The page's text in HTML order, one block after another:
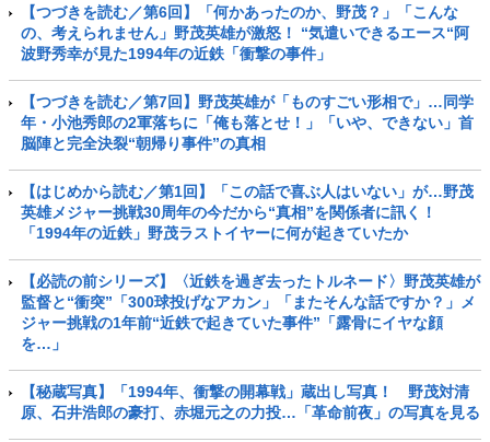
【つづきを読む／第6回】「何かあったのか、野茂？」「こんな
の、考えられません」野茂英雄が激怒！ “気遣いできるエース“阿
波野秀幸が見た1994年の近鉄「衝撃の事件」
【つづきを読む／第7回】野茂英雄が「ものすごい形相で」…同学
年・小池秀郎の2軍落ちに「俺も落とせ！」「いや、できない」首
脳陣と完全決裂“朝帰り事件”の真相
【はじめから読む／第1回】「この話で喜ぶ人はいない」が…野茂
英雄メジャー挑戦30周年の今だから“真相”を関係者に訊く！
「1994年の近鉄」野茂ラストイヤーに何が起きていたか
【必読の前シリーズ】〈近鉄を過ぎ去ったトルネード〉野茂英雄が
監督と“衝突”「300球投げなアカン」「またそんな話ですか？」メ
ジャー挑戦の1年前“近鉄で起きていた事件”「露骨にイヤな顔
を…」
【秘蔵写真】「1994年、衝撃の開幕戦」蔵出し写真！ 野茂対清
原、石井浩郎の豪打、赤堀元之の力投…「革命前夜」の写真を見る